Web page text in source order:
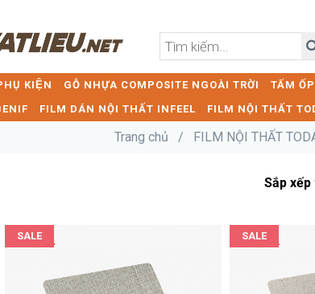
KIỆN GỖ NHỰA COMPOSITE NGOÀI TRỜI TẤM
FILM DÁN NỘI THẤT INFEEL FILM NỘI THẤT
Trang chủ / FILM NỘI THẤT
Sắp
SALE SALE